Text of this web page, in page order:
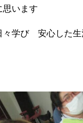
思います
学び 安心した生